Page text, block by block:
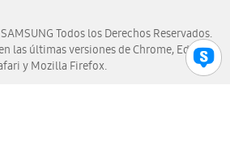
Todos los Derechos Reservados.
las últimas versiones de Chrome, Edge,
y Mozilla Firefox.